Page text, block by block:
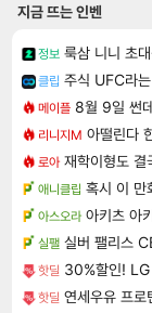
지금 뜨는 인벤
정보 룩삼 니니 초
클립 주식 UFC라
메이플 8월 9일 썬
리니지M 아떨린다
로아 재학이형도 결
애니클립 혹시 이 만
아스오라 아키츠 아
실팰 실버 팰리스
핫딜 30%할인!
핫딜 연세우유 프